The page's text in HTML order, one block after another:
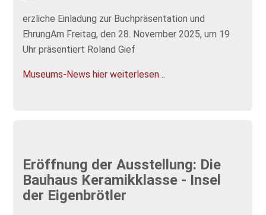
erzliche Einladung zur Buchpräsentation und
EhrungAm Freitag, den 28. November 2025, um 19
Uhr präsentiert Roland Gief
Museums-News hier weiterlesen…
Eröffnung der Ausstellung: Die
Bauhaus Keramikklasse - Insel
der Eigenbrötler